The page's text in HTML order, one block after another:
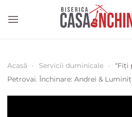
Acasă Servicii duminicale
“Fiți
Petrovai. Închinare: Andrei &